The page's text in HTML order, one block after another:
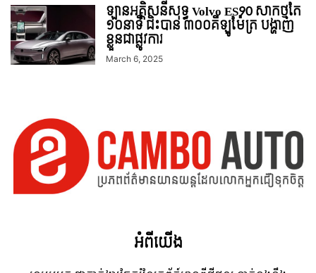
ឡានអគ្គិសនីសុទ្ធ Volvo ES90 សាកថ្មតែ
១០នាទី ជិះបាន ៣០០គីឡូម៉ែត្រ បង្ហាញ
ខ្លួនជាផ្លូវការ
March 6, 2025
អំពី​យើង